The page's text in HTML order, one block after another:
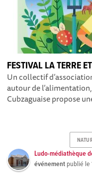
FESTIVAL LA TERRE
Un collectif
autour de
Cubzaguaise propose
Ludo-médiathèque
événement publié le